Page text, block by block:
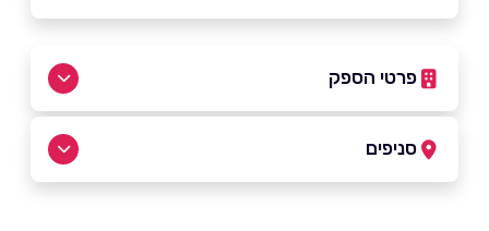
פרטי הספק
סניפים